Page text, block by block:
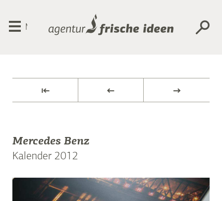
Menü
⇤ ← →
Mercedes Benz
Kalender 2012